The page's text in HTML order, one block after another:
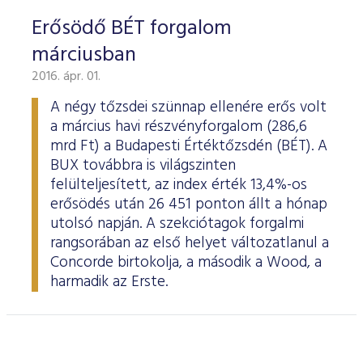
Erősödő BÉT forgalom
márciusban
2016. ápr. 01.
A négy tőzsdei szünnap ellenére erős volt
a március havi részvényforgalom (286,6
mrd Ft) a Budapesti Értéktőzsdén (BÉT). A
BUX továbbra is világszinten
felülteljesített, az index érték 13,4%-os
erősödés után 26 451 ponton állt a hónap
utolsó napján. A szekciótagok forgalmi
rangsorában az első helyet változatlanul a
Concorde birtokolja, a második a Wood, a
harmadik az Erste.